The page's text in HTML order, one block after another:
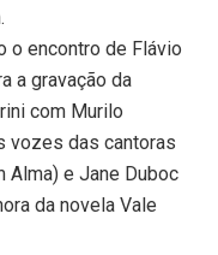
o encontro de Flávio
a gravação da
com Murilo
vozes das cantoras
Alma) e Jane Duboc
da novela Vale